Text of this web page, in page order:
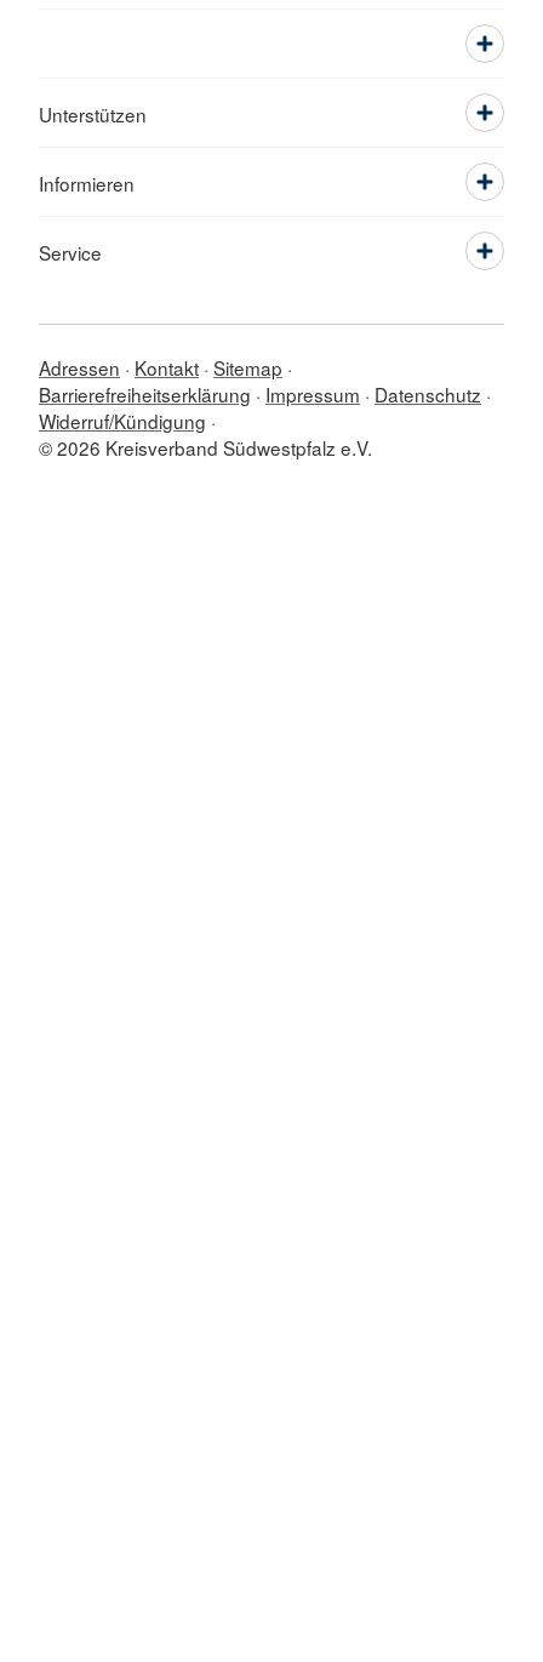
Unterstützen
Informieren
Service
Adressen Kontakt Sitemap
Barrierefreiheitserklärung
Impressum
Datenschutz
Widerruf/Kündigung
© 2026 Kreisverband Südwestpfalz e.V.